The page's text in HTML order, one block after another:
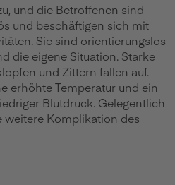
und die Betroffenen sind
und beschäftigen sich mit
Sie sind orientierungslos
die eigene Situation. Starke
und Zittern fallen auf.
erhöhte Temperatur und ein
Blutdruck. Gelegentlich
weitere Komplikation des